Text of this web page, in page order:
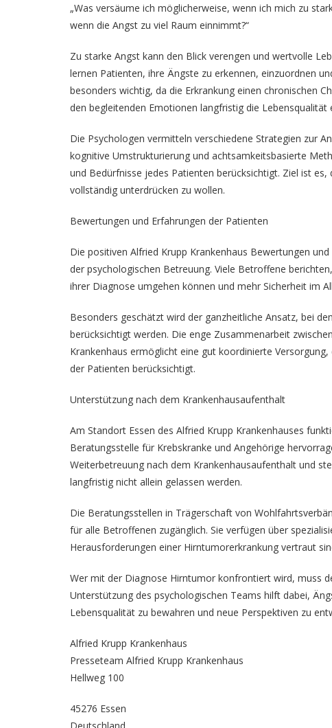
„Was versäume ich möglicherweise, wenn ich mich zu
wenn die Angst zu viel Raum einnimmt?“
Zu starke Angst kann den Blick verengen und wertvolle
lernen Patienten, ihre Ängste zu erkennen, einzuordnen
besonders wichtig, da die Erkrankung einen chronischen
den begleitenden Emotionen langfristig die Lebensqualität
Die Psychologen vermitteln verschiedene Strategien zur
kognitive Umstrukturierung und achtsamkeitsbasierte
und Bedürfnisse jedes Patienten berücksichtigt. Ziel ist
vollständig unterdrücken zu wollen.
Bewertungen und Erfahrungen der Patienten
Die positiven Alfried Krupp Krankenhaus Bewertungen
der psychologischen Betreuung. Viele Betroffene
ihrer Diagnose umgehen können und mehr Sicherheit im
Besonders geschätzt wird der ganzheitliche Ansatz, bei
berücksichtigt werden. Die enge Zusammenarbeit
Krankenhaus ermöglicht eine gut koordinierte
der Patienten berücksichtigt.
Unterstützung nach dem Krankenhausaufenthalt
Am Standort Essen des Alfried Krupp Krankenhauses
Beratungsstelle für Krebskranke und Angehörige
Weiterbetreuung nach dem Krankenhausaufenthalt und
langfristig nicht allein gelassen werden.
Die Beratungsstellen in Trägerschaft von
für alle Betroffenen zugänglich. Sie verfügen über
Herausforderungen einer Hirntumorerkrankung vertraut
Wer mit der Diagnose Hirntumor konfrontiert wird, muss
Unterstützung des psychologischen Teams hilft dabei,
Lebensqualität zu bewahren und neue Perspektiven zu
Alfried Krupp Krankenhaus
Presseteam Alfried Krupp Krankenhaus
Hellweg 100
45276 Essen